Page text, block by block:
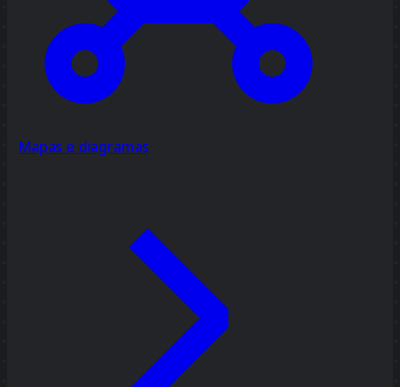
Mapas e diagramas